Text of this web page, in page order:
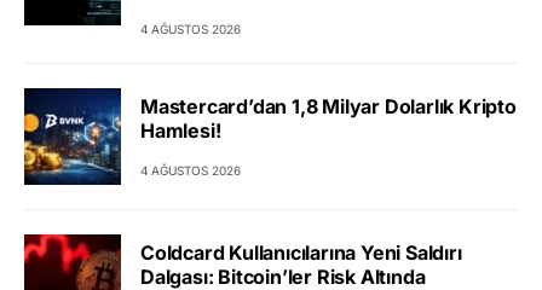
4 AĞUSTOS 2026
Mastercard’dan 1,8 Milyar Dolarlık Kripto
Hamlesi!
4 AĞUSTOS 2026
Coldcard Kullanıcılarına Yeni Saldırı
Dalgası: Bitcoin’ler Risk Altında